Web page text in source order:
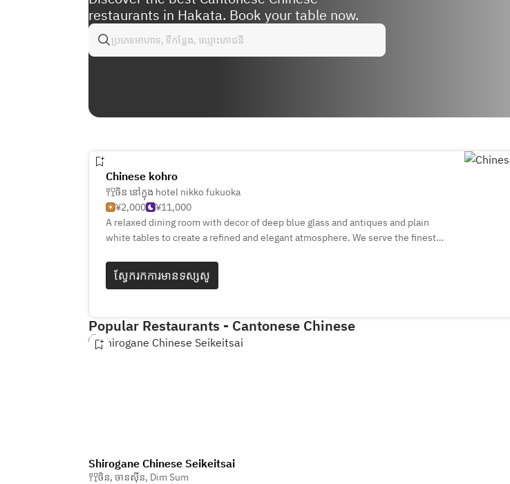
restaurants in Hakata. Book your table now.
Chinese kohro
ចិន នៅក្នុង hotel nikko fukuoka
¥2,000
¥11,000
A relaxed dining room with decor of deep blue glass and antiques and plain
white tables to create a refined and elegant atmosphere. We serve the finest
mackerel and luxurious shark's fin. We serve fish sashimi-style or seared,
according to your tastes. Our chefs prepare each dish with skill and passion for
ស្វែក​រក​ការ​មាន​ទស្សសូ
Popular Restaurants - Cantonese Chinese
Shirogane Chinese Seikeitsai
ចិន, ចានស៊ីន, Dim Sum